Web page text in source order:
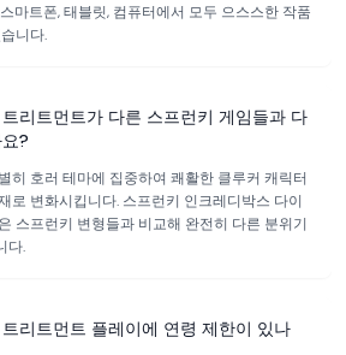
마트폰, 태블릿, 컴퓨터에서 모두 으스스한 작품
니다.
리트먼트가 다른 스프런키 게임들과 다
?
히 호러 테마에 집중하여 쾌활한 클루커 캐릭터
로 변화시킵니다. 스프런키 인크레디박스 다이
스프런키 변형들과 비교해 완전히 다른 분위기
다.
리트먼트 플레이에 연령 제한이 있나